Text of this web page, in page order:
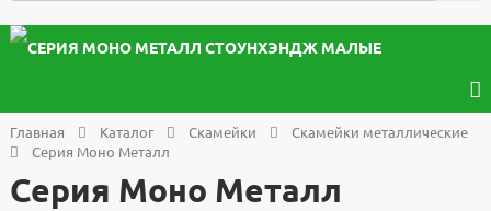
Главная Каталог Скамейки
Скамейки металлические
Серия Моно Металл
Серия Моно Металл